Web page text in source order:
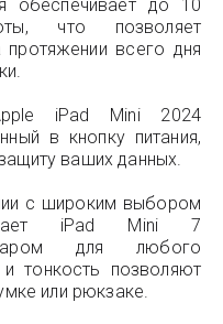
обеспечивает до 10
что позволяет
протяжении всего дня
iPad Mini 2024
в кнопку питания,
ваших данных.
с широким выбором
iPad Mini 7
для любого
и тонкость позволяют
или рюкзаке.